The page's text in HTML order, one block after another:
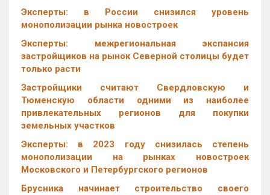
Эксперты: в России снизился уровень
монополизации рынка новостроек
Эксперты: межрегиональная экспансия
застройщиков на рынок Северной столицы будет
только расти
Застройщики считают Свердловскую и
Тюменскую области одними из наиболее
привлекательных регионов для покупки
земельных участков
Эксперты: в 2023 году снизилась степень
монополизации на рынках новостроек
Московского и Петербургского регионов
Брусника начинает строительство своего